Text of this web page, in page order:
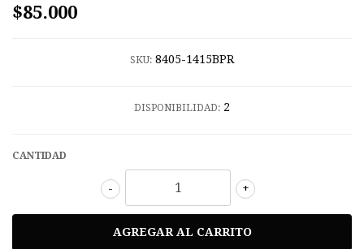
$85.000
SKU: 8405-1415BPR
DISPONIBILIDAD: 2
CANTIDAD
+
-